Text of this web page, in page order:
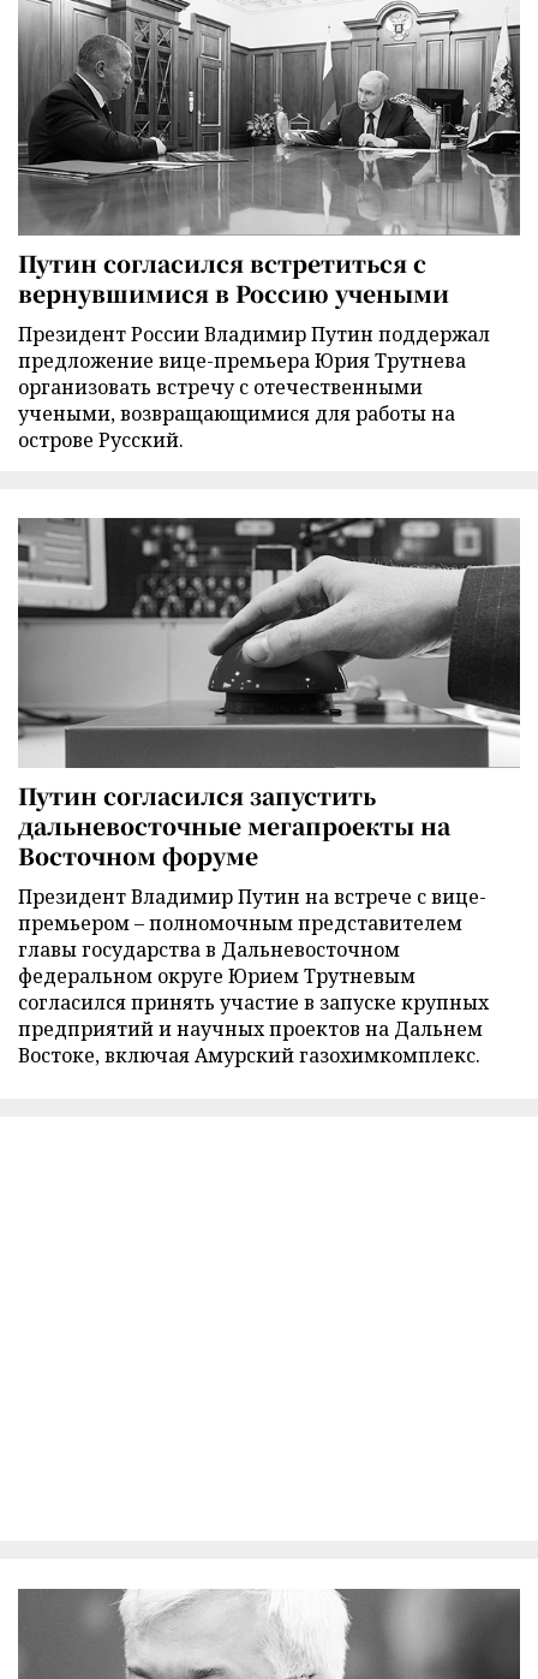
Путин согласился встретиться с
вернувшимися в Россию учеными
Президент России Владимир Путин поддержал
предложение вице-премьера Юрия Трутнева
организовать встречу с отечественными
учеными, возвращающимися для работы на
острове Русский.
Путин согласился запустить
дальневосточные мегапроекты на
Восточном форуме
Президент Владимир Путин на встрече с вице-
премьером – полномочным представителем
главы государства в Дальневосточном
федеральном округе Юрием Трутневым
согласился принять участие в запуске крупных
предприятий и научных проектов на Дальнем
Востоке, включая Амурский газохимкомплекс.